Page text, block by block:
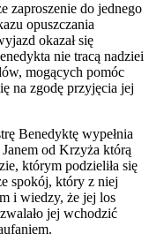
zaproszenie do jednego
opuszczania
okazał się
nie tracą nadziei
mogących pomóc
na zgodę przyjęcia jej
Benedyktę wypełnia
od Krzyża którą
którym podzieliła się
spokój, który z niej
i wiedzy, że jej los
jej wchodzić